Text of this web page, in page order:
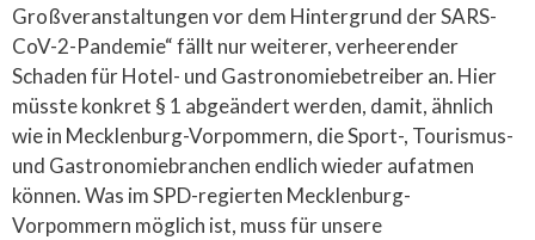
Großveranstaltungen vor dem Hintergrund der SARS-
CoV-2-Pandemie“ fällt nur weiterer, verheerender
Schaden für Hotel- und Gastronomiebetreiber an. Hier
müsste konkret § 1 abgeändert werden, damit, ähnlich
wie in Mecklenburg-Vorpommern, die Sport-, Tourismus-
und Gastronomiebranchen endlich wieder aufatmen
können. Was im SPD-regierten Mecklenburg-
Vorpommern möglich ist, muss für unsere